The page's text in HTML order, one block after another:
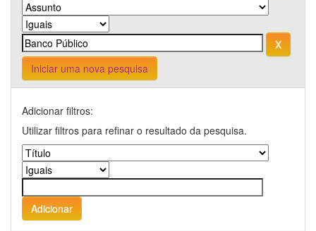
Iniciar uma nova pesquisa
Adicionar filtros:
Utilizar filtros para refinar o resultado da pesquisa.